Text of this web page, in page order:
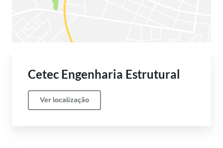
Cetec Engenharia Estrutural
Ver localização